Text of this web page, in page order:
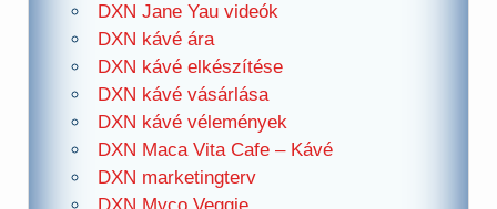
DXN Jane Yau videók
DXN kávé ára
DXN kávé elkészítése
DXN kávé vásárlása
DXN kávé vélemények
DXN Maca Vita Cafe – Kávé
DXN marketingterv